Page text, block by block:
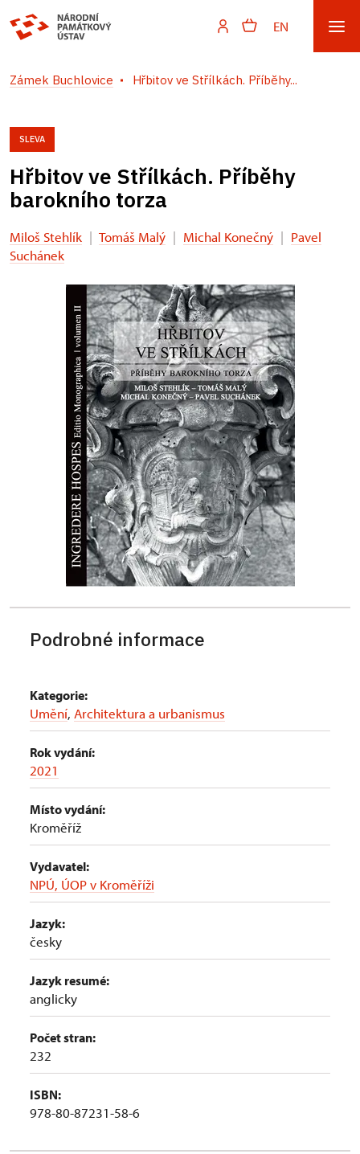
EN
Zámek Buchlovice Hřbitov ve Střílkách. Příběhy...
SLEVA
Hřbitov ve Střílkách. Příběhy
barokního torza
Miloš Stehlík | Tomáš Malý | Michal Konečný | Pavel
Suchánek
Podrobné informace
Kategorie:
Umění, Architektura a urbanismus
Rok vydání:
2021
Místo vydání:
Kroměříž
Vydavatel:
NPÚ, ÚOP v Kroměříži
Jazyk:
česky
Jazyk resumé:
anglicky
Počet stran:
232
ISBN:
978-80-87231-58-6